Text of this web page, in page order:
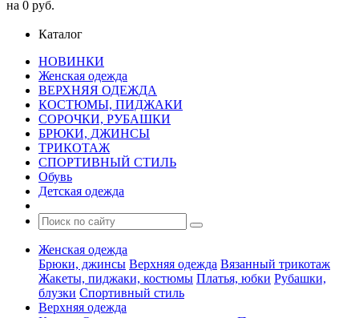
на 0 руб.
Каталог
НОВИНКИ
Женская одежда
ВЕРХНЯЯ ОДЕЖДА
КОСТЮМЫ, ПИДЖАКИ
СОРОЧКИ, РУБАШКИ
БРЮКИ, ДЖИНСЫ
ТРИКОТАЖ
СПОРТИВНЫЙ СТИЛЬ
Обувь
Детская одежда
Женская одежда
Брюки, джинсы Верхняя одежда Вязанный трикотаж
Жакеты, пиджаки, костюмы Платья, юбки Рубашки,
блузки Спортивный стиль
Верхняя одежда